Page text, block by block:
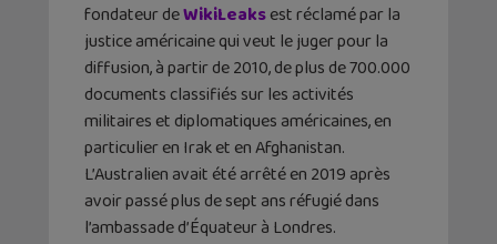
fondateur deWikiLeaksest réclamé par la
justice américaine qui veut le juger pour la
diffusion, à partir de 2010, de plus de 700.000
documents classifiés sur les activités
militaires et diplomatiques américaines, en
particulier en Irak et en Afghanistan.
L’Australien avait été arrêté en 2019 après
avoir passé plus de sept ans réfugié dans
l’ambassade d’Équateur à Londres.